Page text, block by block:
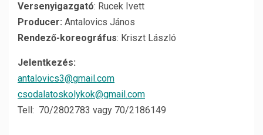
Versenyigazgató: Rucek Ivett
Producer: Antalovics János
Rendező-koreográfus: Kriszt László
Jelentkezés:
antalovics3@gmail.com
csodalatoskolykok@gmail.com
Tell: 70/2802783 vagy 70/2186149